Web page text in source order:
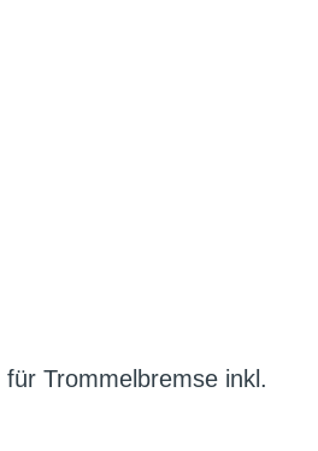
Trommelbremse inkl.